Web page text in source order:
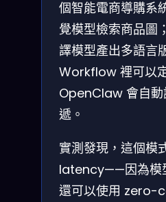
個智能電商導購系
覺模型檢索商品圖
譯模型產出多語言
Workflow 裡可以
OpenClaw 會自動
遞。
實測發現，這個模
latency——因為模
還可以使用 zero-